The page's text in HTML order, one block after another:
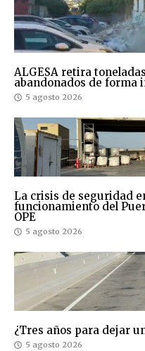
ALGESA retira
abandonados de forma
5 agosto 2026
La crisis de seguridad
funcionamiento del
OPE
5 agosto 2026
¿Tres años para dejar
5 agosto 2026